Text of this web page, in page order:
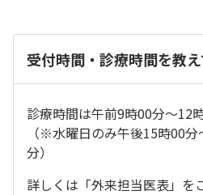
受付時間・診療時間を教え
診療時間は午前9時00分～12
（※水曜日のみ午後15時00分
分
詳しくは「外来担当医表」を